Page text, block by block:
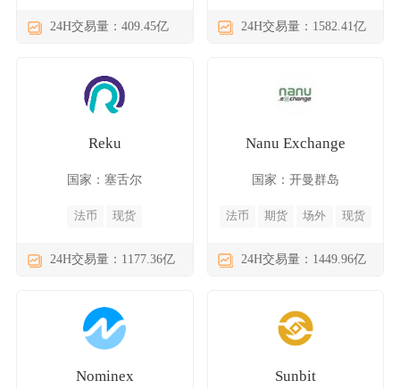
24H交易量：409.45亿 24H交易量：1582.41亿
Reku
国家：塞舌尔
法币 现货
24H交易量：1177.36亿
Nanu Exchange
国家：开曼群岛
法币 期货 场外 现货
24H交易量：1449.96亿
Nominex Sunbit